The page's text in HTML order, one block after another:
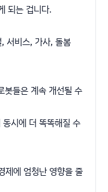
되는 겁니다.
서비스, 가사, 돌봄
봇들은 계속 개선될 수
시에 더 똑똑해질 수
제에 엄청난 영향을 줄